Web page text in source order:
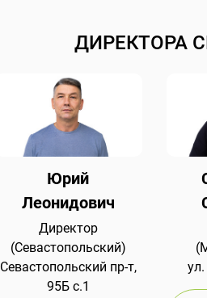
ДИРЕКТОРА
Юрий
Леонидович
Директор
(Севастопольский)
Севастопольский пр-т,
95Б с.1